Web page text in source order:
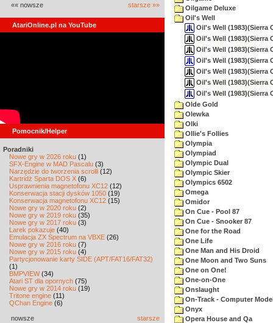
«« nowsze starsze »»
AtariOnline.pl na YouTube
Pomocnik/Helper
Poradniki
Nowe gry w 2026 roku (1)
SFX-Engine w MAD Pascalu (3)
Narzędzie do tworzenia scrolli (12)
Kartridż Sparta DOS X (6)
Usprawnienia magnetofonu XC12 (12)
Konserwacja stacji dysków 1050 (19)
Konserwacja magnetofonu XC12 (15)
Nowe gry w 2020 roku (2)
Nowe gry w 2019 roku (35)
Nowe gry w 2017 roku (3)
Larek pokazuje (40)
Emulacja ZX Spectrum na VBXE (26)
Nowe gry w 2016 roku (7)
Nowe gry w 2015 roku (4)
Partycjonowanie karty SIDE (APT/FAT16/FAT32)
(1)
BMPVIEW(34)
Atari ST dla opornych (75)
Nowe gry w 2014 roku (19)
Tritone engine (11)
QChan Engine (6)
nowsze starsze
Oilgame Deluxe
Oil's Well
Oil's Well (1983)(Sierra
Oil's Well (1983)(Sierra
Oil's Well (1983)(Sierra
Oil's Well (1983)(Sierra
Oil's Well (1983)(Sierra
Oil's Well (1983)(Sierra
Oil's Well (1983)(Sierra
Olde Gold
Olewka
Olki
Ollie's Follies
Olympia
Olympiad
Olympic Dual
Olympic Skier
Olympics 6502
Omega
Omidor
On Cue - Pool 87
On Cue - Snooker 87
One for the Road
One Life
One Man and His Droid
One Moon and Two Suns
One on One!
One-on-One
Onslaught
On-Track - Computer
Onyx
Opera House and Qa